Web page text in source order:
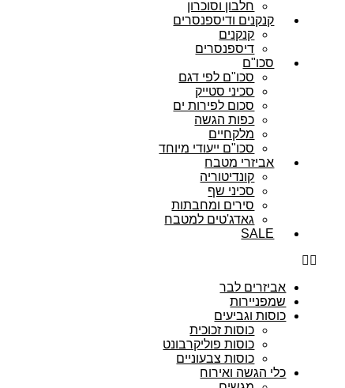
חלבון וסוכרון
קנקנים ודיספנסרים
קנקנים
דיספנסרים
סכו"ם
סכו"ם לפי דגם
סכיני סטייק
סכום לפירות ים
כפות הגשה
מלקחיים
סכו"ם ייעודי מיוחד
אביזרי מטבח
קונדיטוריה
סכיני שף
סירים ומחבתות
גאדג'טים למטבח
SALE
אביזרים לבר
שמפניירות
כוסות וגביעים
כוסות זכוכית
כוסות פוליקרבונט
כוסות צבעוניים
כלי הגשה ואירוח